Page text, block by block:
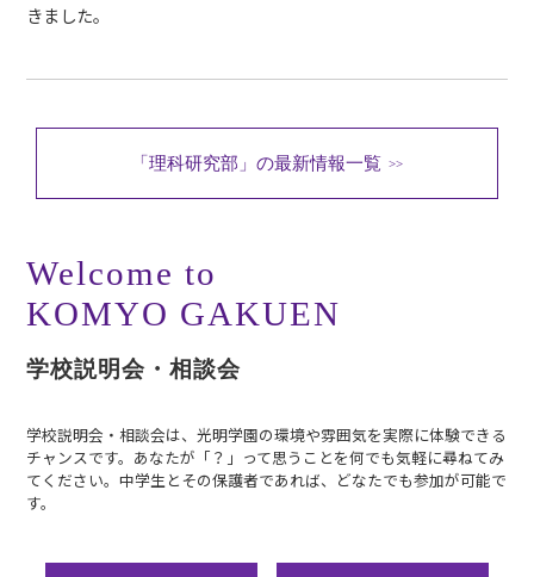
きました。
「理科研究部」の最新情報一覧 >>
Welcome to
KOMYO GAKUEN
学校説明会・相談会
学校説明会・相談会は、光明学園の環境や雰囲気を実際に体験できる
チャンスです。あなたが「？」って思うことを何でも気軽に尋ねてみ
てください。中学生とその保護者であれば、どなたでも参加が可能で
す。